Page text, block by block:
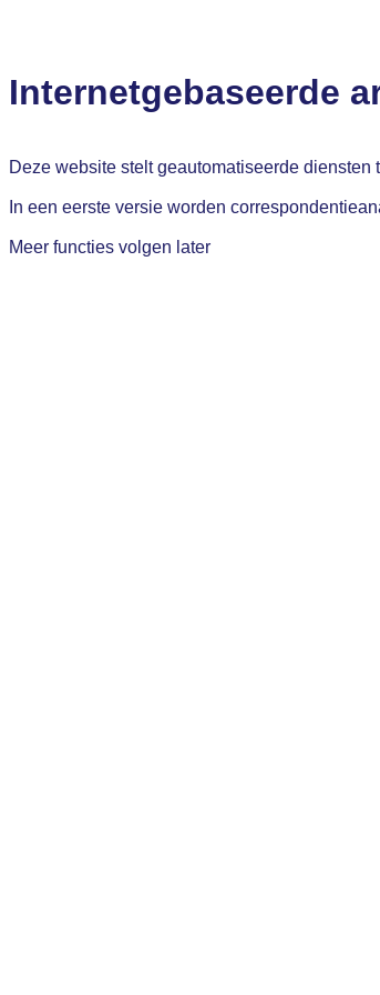
Internetgebaseerde
Deze website stelt geautomatiseerde
In een eerste versie worden
Meer functies volgen later